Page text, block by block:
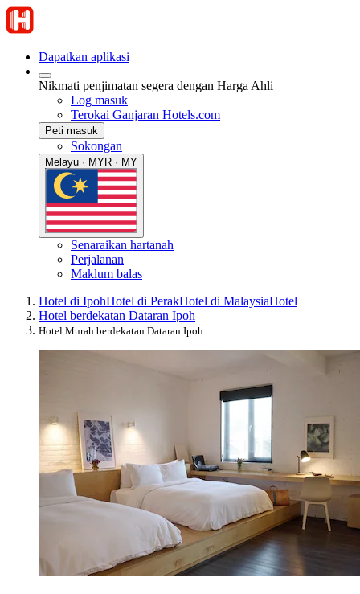
Dapatkan aplikasi
Nikmati penjimatan segera dengan Harga Ahli
Log masuk
Terokai Ganjaran Hotels.com
Peti masuk
Sokongan
Melayu · MYR · MY
Senaraikan hartanah
Perjalanan
Maklum balas
Hotel di IpohHotel di PerakHotel di MalaysiaHotel
Hotel berdekatan Dataran Ipoh
Hotel Murah berdekatan Dataran Ipoh